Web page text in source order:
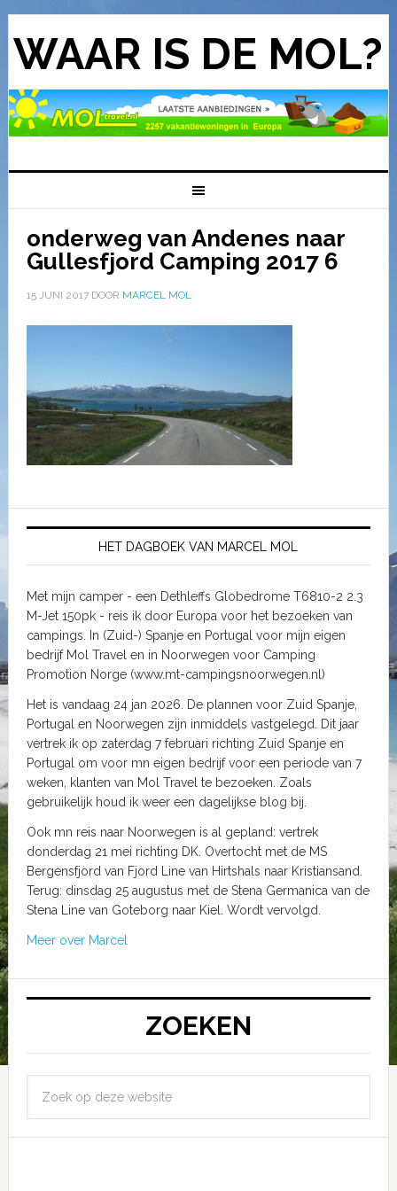
WAAR IS DE MOL?
onderweg van Andenes naar
Gullesfjord Camping 2017 6
15 JUNI 2017DOOR MARCEL MOL
HET DAGBOEK VAN MARCEL MOL
Met mijn camper - een Dethleffs Globedrome T6810-2 2.3
M-Jet 150pk - reis ik door Europa voor het bezoeken van
campings. In (Zuid-) Spanje en Portugal voor mijn eigen
bedrijf Mol Travel en in Noorwegen voor Camping
Promotion Norge (www.mt-campingsnoorwegen.nl)
Het is vandaag 24 jan 2026. De plannen voor Zuid Spanje,
Portugal en Noorwegen zijn inmiddels vastgelegd. Dit jaar
vertrek ik op zaterdag 7 februari richting Zuid Spanje en
Portugal om voor mn eigen bedrijf voor een periode van 7
weken, klanten van Mol Travel te bezoeken. Zoals
gebruikelijk houd ik weer een dagelijkse blog bij.
Ook mn reis naar Noorwegen is al gepland: vertrek
donderdag 21 mei richting DK. Overtocht met de MS
Bergensfjord van Fjord Line van Hirtshals naar Kristiansand.
Terug: dinsdag 25 augustus met de Stena Germanica van de
Stena Line van Goteborg naar Kiel. Wordt vervolgd.
Meer over Marcel
ZOEKEN